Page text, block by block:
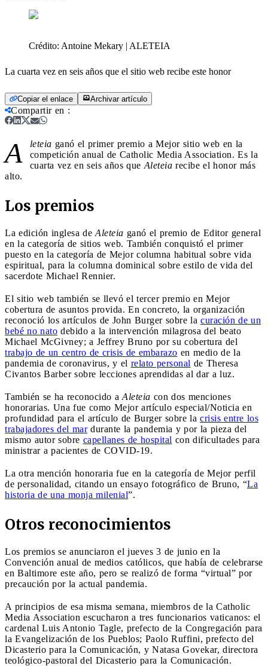
Crédito: Antoine Mekary | ALETEIA
La cuarta vez en seis años que el sitio web recibe este honor
Copiar el enlace Archivar artículo
Compartir en :
A leteia ganó el primer premio a Mejor sitio web en la
competición anual de Catholic Media Association. Es la
cuarta vez en seis años que Aleteia recibe el honor más
alto.
Los premios
La edición inglesa de Aleteia ganó el premio de Editor general
en la categoría de sitios web. También conquistó el primer
puesto en la categoría de Mejor columna habitual sobre vida
espiritual, para la columna dominical sobre estilo de vida del
sacerdote Michael Rennier.
El sitio web también se llevó el tercer premio en Mejor
cobertura de asuntos provida. En concreto, la organización
reconoció los artículos de John Burger sobre la curación de un
bebé no nato debido a la intervención milagrosa del beato
Michael McGivney; a Jeffrey Bruno por su cobertura del
trabajo de un centro de crisis de embarazo en medio de la
pandemia de coronavirus, y el relato personal de Theresa
Civantos Barber sobre lecciones aprendidas al dar a luz.
También se ha reconocido a Aleteia con dos menciones
honorarias. Una fue como Mejor artículo especial/Noticia en
profundidad para el artículo de Burger sobre la crisis entre los
trabajadores del mardurante la pandemia y por la pieza del
mismo autor sobre capellanes de hospital con dificultades para
ministrar a pacientes de COVID-19.
La otra mención honoraria fue en la categoría de Mejor perfil
de personalidad, citando un ensayo fotográfico de Bruno, “La
historia de una monja milenial”.
Otros reconocimientos
Los premios se anunciaron el jueves 3 de junio en la
Convención anual de medios católicos, que había de celebrarse
en Baltimore este año, pero se realizó de forma “virtual” por
precaución por la actual pandemia.
A principios de esa misma semana, miembros de la Catholic
Media Association escucharon a tres funcionarios vaticanos: el
cardenal Luis Antonio Tagle, prefecto de la Congregación para
la Evangelización de los Pueblos; Paolo Ruffini, prefecto del
Dicasterio para la Comunicación, y Natasa Govekar, directora
teológico-pastoral del Dicasterio para la Comunicación.